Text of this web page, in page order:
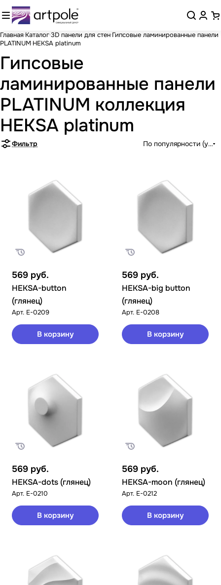
Главная Каталог3D панели для стен Гипсовые ламинированные панели
PLATINUM HEKSA platinum
Гипсовые
ламинированные панели
PLATINUM коллекция
HEKSA platinum
Фильтр По популярности
569 руб.
HEKSA-button
(глянец)
Арт. E-0209
В корзину
569 руб.
HEKSA-big button
(глянец)
Арт. E-0208
В корзину
569 руб.
HEKSA-dots (глянец)
Арт. E-0210
В корзину
569 руб.
HEKSA-moon (глянец)
Арт. E-0212
В корзину